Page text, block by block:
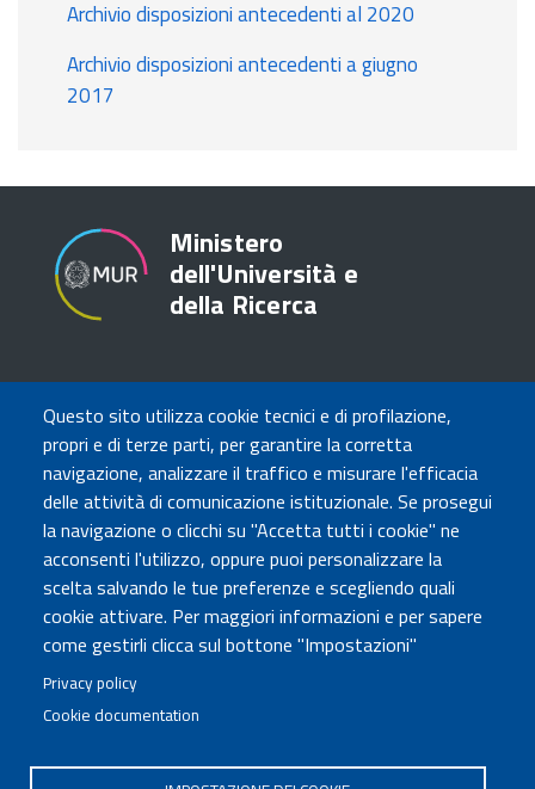
Questo sito utilizza cookie tecnici e di profilazione,
propri e di terze parti, per garantire la corretta
navigazione, analizzare il traffico e misurare l'efficacia
delle attività di comunicazione istituzionale. Se prosegui
la navigazione o clicchi su "Accetta tutti i cookie" ne
acconsenti l'utilizzo, oppure puoi personalizzare la
scelta salvando le tue preferenze e scegliendo quali
cookie attivare. Per maggiori informazioni e per sapere
come gestirli clicca sul bottone "Impostazioni"
Privacy policy
Cookie documentation
Archivio disposizioni antecedenti al 2020
Archivio disposizioni antecedenti a giugno
2017
Ministero
dell'Università e
della Ricerca
TRASPARENZA
Amministrazione Trasparente
Atti di notifica
Albo online
Concorsi
COMUNICA CON NOI
Urp
Posta elettronica certificata
Sedi e contatti
Governo Italiano